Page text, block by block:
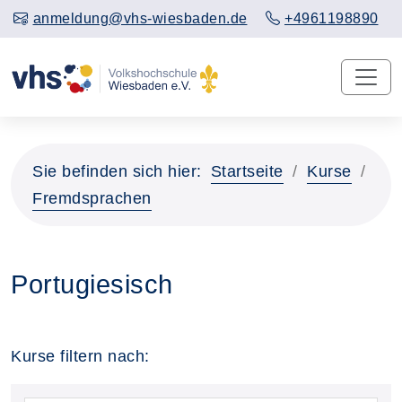
anmeldung@vhs-wiesbaden.de +4961198890
Sie befinden sich hier: Startseite
Kurse
Fremdsprachen
Portugiesisch
Kurse filtern nach: